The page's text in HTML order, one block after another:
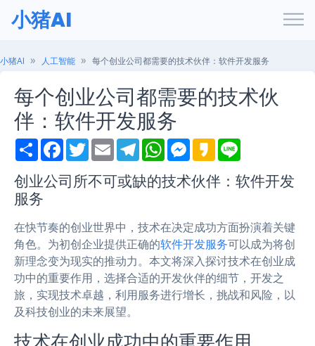
小猪AI
小猪AI 人工智能 每个创业公司都需要的技术伙伴：软件开发服务
每个创业公司都需要的技术伙
伴：软件开发服务
S
h
r
e
F
a
e
b
k
T
w
t
t
E
m
i
l
T
e
e
g
m
W
h
t
s
p
M
e
s
e
e
r
K
a
a
o
e
创业公司所不可或缺的技术伙伴：软件开发
服务
在快节奏的创业世界中，技术在决定成功方面扮演着关键
角色。为初创企业提供正确的软件开发服务可以成为将创
新理念变为现实的推动力。本文将深入探讨技术在创业成
功中的重要作用，选择合适的开发伙伴的细节，开发之
旅，实现技术卓越，利用服务进行增长，挑战和风险，以
及科技创业的未来展望。